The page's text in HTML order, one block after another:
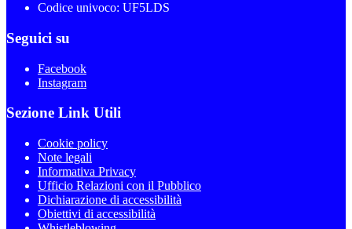
Codice univoco: UF5LDS
Seguici su
Facebook
Instagram
Sezione Link Utili
Cookie policy
Note legali
Informativa Privacy
Ufficio Relazioni con il Pubblico
Dichiarazione di accessibilità
Obiettivi di accessibilità